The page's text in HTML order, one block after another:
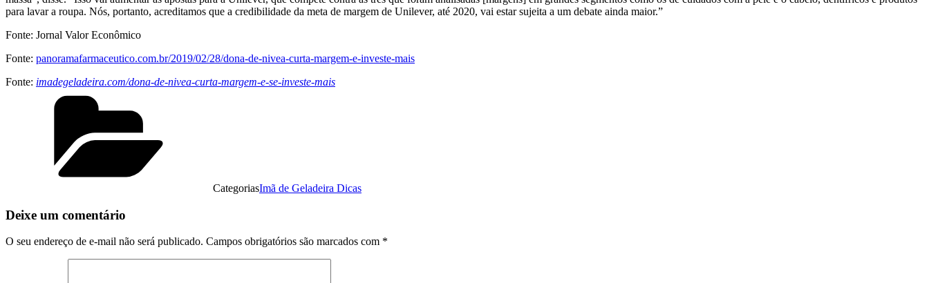
para lavar a roupa. Nós, portanto, acreditamos que a credibilidade da meta de margem de Unilever, até 2020, vai estar sujeita a um debate ainda maior.”
Fonte: Jornal Valor Econômico
Fonte: panoramafarmaceutico.com.br/2019/02/28/dona-de-nivea-curta-margem-e-investe-mais
Fonte: imadegeladeira.com/dona-de-nivea-curta-margem-e-se-investe-mais
CategoriasImã de Geladeira Dicas
Deixe um comentário
O seu endereço de e-mail não será publicado. Campos obrigatórios são marcados com *